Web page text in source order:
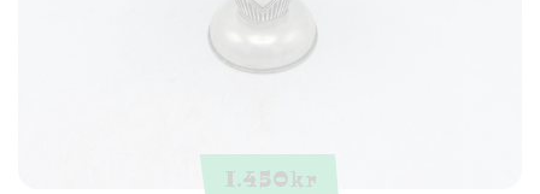
1.450kr